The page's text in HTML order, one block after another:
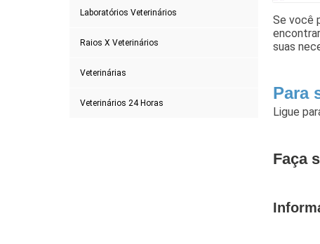
Laboratórios Veterinários
Raios X Veterinários
Veterinárias
Veterinários 24 Horas
Se você
suas
Para
Ligue
Faça